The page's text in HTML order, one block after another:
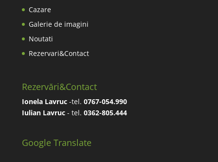
Cazare
Galerie de imagini
Noutati
Rezervari&Contact
Rezervări&Contact
Ionela Lavruc-tel. 0767-054.990
Iulian Lavruc- tel. 0362-805.444
Google Translate